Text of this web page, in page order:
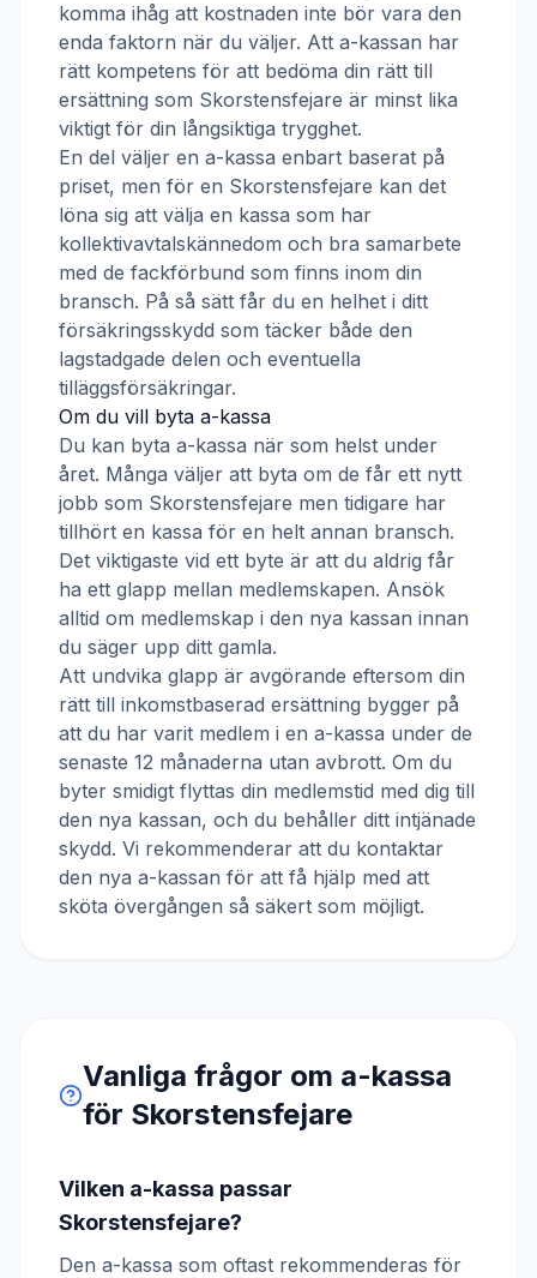
komma ihåg att kostnaden inte bör vara den
enda faktorn när du väljer. Att a-kassan har
rätt kompetens för att bedöma din rätt till
ersättning som Skorstensfejare är minst lika
viktigt för din långsiktiga trygghet.
En del väljer en a-kassa enbart baserat på
priset, men för en Skorstensfejare kan det
löna sig att välja en kassa som har
kollektivavtalskännedom och bra samarbete
med de fackförbund som finns inom din
bransch. På så sätt får du en helhet i ditt
försäkringsskydd som täcker både den
lagstadgade delen och eventuella
tilläggsförsäkringar.
Om du vill byta a-kassa
Du kan byta a-kassa när som helst under
året. Många väljer att byta om de får ett nytt
jobb som Skorstensfejare men tidigare har
tillhört en kassa för en helt annan bransch.
Det viktigaste vid ett byte är att du aldrig får
ha ett glapp mellan medlemskapen. Ansök
alltid om medlemskap i den nya kassan innan
du säger upp ditt gamla.
Att undvika glapp är avgörande eftersom din
rätt till inkomstbaserad ersättning bygger på
att du har varit medlem i en a-kassa under de
senaste 12 månaderna utan avbrott. Om du
byter smidigt flyttas din medlemstid med dig till
den nya kassan, och du behåller ditt intjänade
skydd. Vi rekommenderar att du kontaktar
den nya a-kassan för att få hjälp med att
sköta övergången så säkert som möjligt.
Vanliga frågor om a-kassa
för Skorstensfejare
Vilken a-kassa passar
Skorstensfejare?
Den a-kassa som oftast rekommenderas för